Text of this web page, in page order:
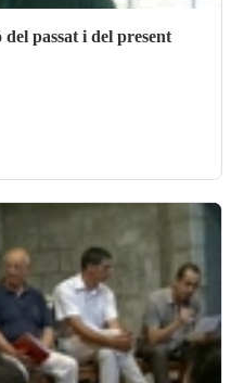
passat i del present